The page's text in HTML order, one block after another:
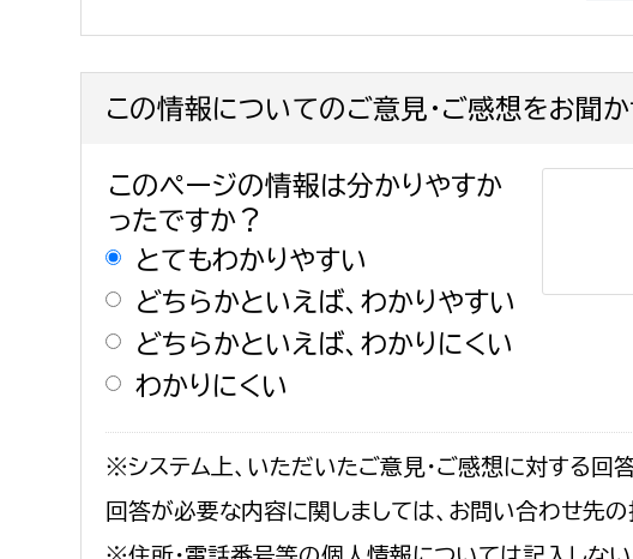
この情報についてのご意見・ご感想をお聞か
このページの情報は分かりやすか
ったですか？
とてもわかりやすい
どちらかといえば、わかりやすい
どちらかといえば、わかりにくい
わかりにくい
※システム上、いただいたご意見・ご感想に対する回
回答が必要な内容に関しましては、お問い合わせ先